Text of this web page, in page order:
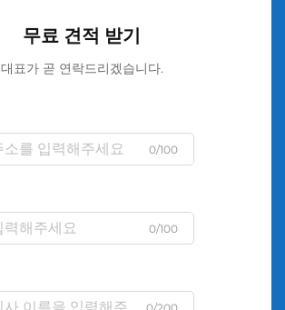
무료 견적 받기
대표가 곧 연락드리겠습니다.
0/100
0/100